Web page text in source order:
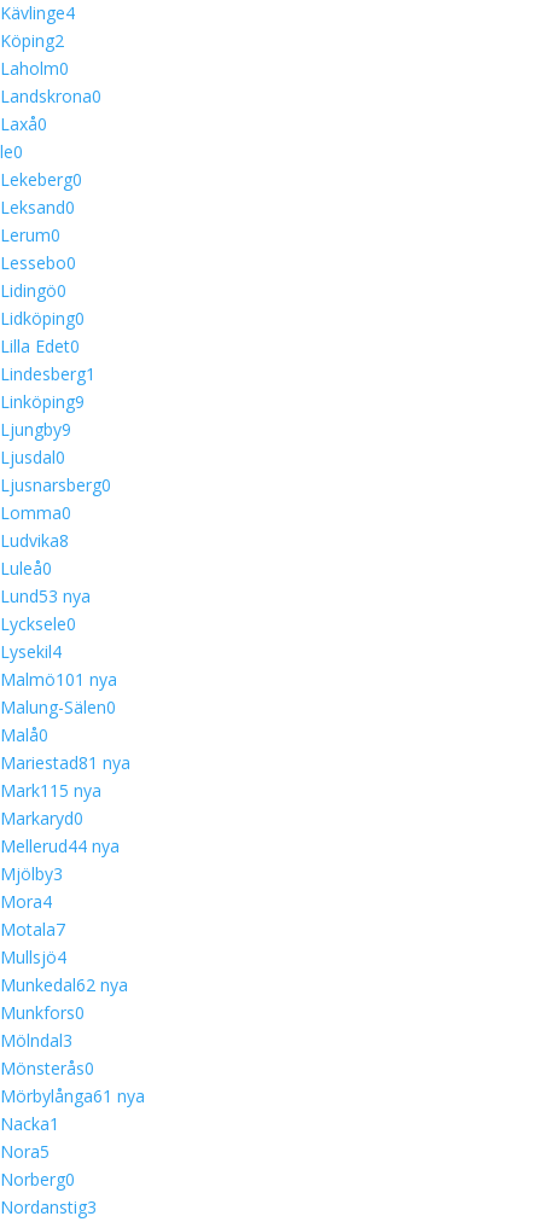
Kävlinge4
Köping2
Laholm0
Landskrona0
Laxå0
le0
Lekeberg0
Leksand0
Lerum0
Lessebo0
Lidingö0
Lidköping0
Lilla Edet0
Lindesberg1
Linköping9
Ljungby9
Ljusdal0
Ljusnarsberg0
Lomma0
Ludvika8
Luleå0
Lund53 nya
Lycksele0
Lysekil4
Malmö101 nya
Malung-Sälen0
Malå0
Mariestad81 nya
Mark115 nya
Markaryd0
Mellerud44 nya
Mjölby3
Mora4
Motala7
Mullsjö4
Munkedal62 nya
Munkfors0
Mölndal3
Mönsterås0
Mörbylånga61 nya
Nacka1
Nora5
Norberg0
Nordanstig3